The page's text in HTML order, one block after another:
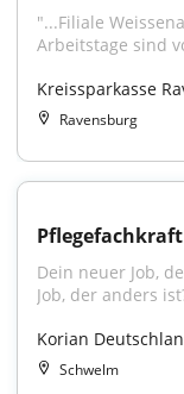
"...Filiale
Arbeitstage sind
Kreissparkasse
Ravensburg
Dein neuer Job,
Job, der anders
Korian
Schwelm